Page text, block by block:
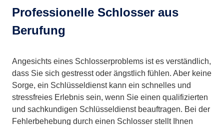
Professionelle Schlosser aus
Berufung
Angesichts eines Schlosserproblems ist es verständlich,
dass Sie sich gestresst oder ängstlich fühlen. Aber keine
Sorge, ein Schlüsseldienst kann ein schnelles und
stressfreies Erlebnis sein, wenn Sie einen qualifizierten
und sachkundigen Schlüsseldienst beauftragen. Bei der
Fehlerbehebung durch einen Schlosser stellt Ihnen